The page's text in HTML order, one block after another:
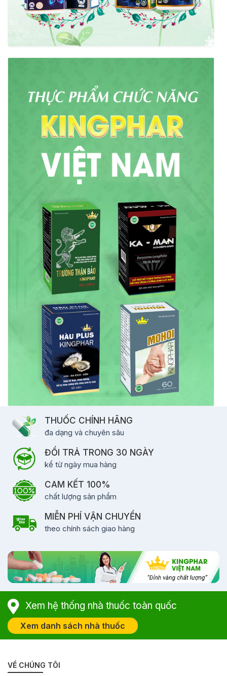
THUỐC CHÍNH HÃNG
đa dạng và chuyên sâu
ĐỔI TRẢ TRONG 30 NGÀY
kể từ ngày mua hàng
CAM KẾT 100%
chất lượng sản phẩm
MIỄN PHÍ VẬN CHUYỂN
theo chính sách giao hàng
Xem hệ thống nhà thuốc toàn quốc
Xem danh sách nhà thuốc
VỀ CHÚNG TÔI